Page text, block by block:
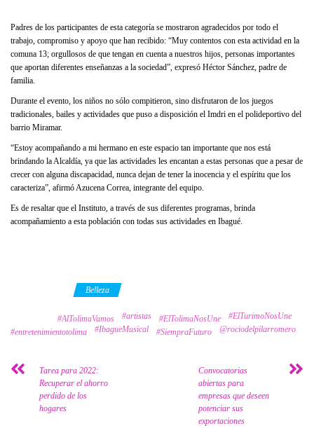
Padres de los participantes de esta categoría se mostraron agradecidos por todo el
trabajo, compromiso y apoyo que han recibido: “Muy contentos con esta actividad en la
comuna 13; orgullosos de que tengan en cuenta a nuestros hijos, personas importantes
que aportan diferentes enseñanzas a la sociedad”, expresó Héctor Sánchez, padre de
familia.
Durante el evento, los niños no sólo compitieron, sino disfrutaron de los juegos
tradicionales, bailes y actividades que puso a disposición el Imdri en el polideportivo del
barrio Miramar.
“Estoy acompañando a mi hermano en este espacio tan importante que nos está
brindando la Alcaldía, ya que las actividades les encantan a estas personas que a pesar de
crecer con alguna discapacidad, nunca dejan de tener la inocencia y el espíritu que los
caracteriza”, afirmó Azucena Correa, integrante del equipo.
Es de resaltar que el Instituto, a través de sus diferentes programas, brinda
acompañamiento a esta población con todas sus actividades en Ibagué.
Belleza
#AlTolimaVamos #artistas #ElTolimaNosUne
#ElTurimoNosUne
#entretenimientotolima
#IbagueMusical #SiempraFuturo @rociodelpilarromero
Tarea para 2022:
Recuperar el ahorro
perdido de los
hogares
Convocatorias
abiertas para
empresas que deseen
potenciar sus
exportaciones